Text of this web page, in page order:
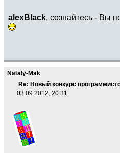
alexBlack, сознайтесь - Вы
Nataly-Mak
Re: Новый конкурс
03.09.2012, 20:31